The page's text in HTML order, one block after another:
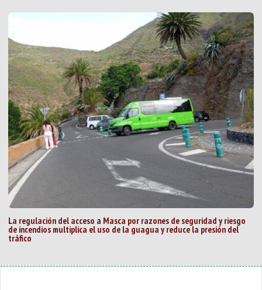
La regulación del acceso a Masca por razones de seguridad y riesgo
de incendios multiplica el uso de la guagua y reduce la presión del
tráfico